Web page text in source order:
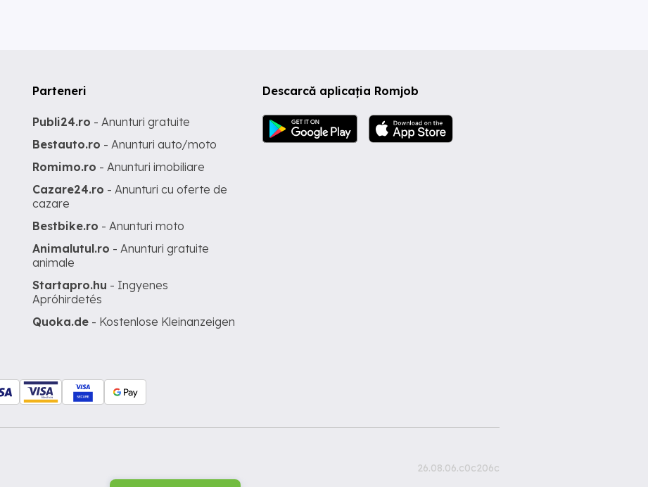
Descarcă aplicația Romjob
Parteneri
Publi24.ro - Anunturi gratuite
Bestauto.ro - Anunturi auto/moto
Romimo.ro - Anunturi imobiliare
Cazare24.ro - Anunturi cu oferte de
cazare
Bestbike.ro - Anunturi moto
Animalutul.ro - Anunturi gratuite
animale
Startapro.hu - Ingyenes
Apróhirdetés
Quoka.de - Kostenlose Kleinanzeigen
26.08.06.c0c206c